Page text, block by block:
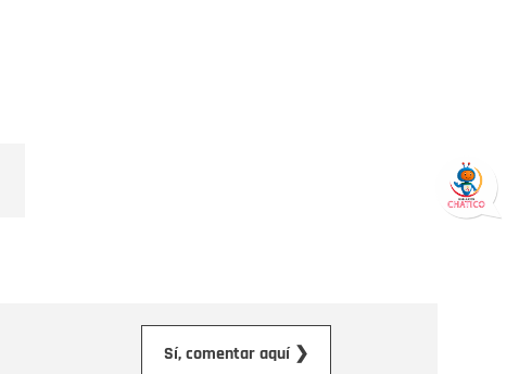
Sí, comentar aquí ❯